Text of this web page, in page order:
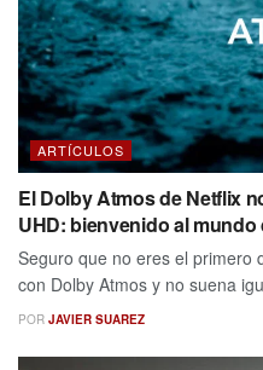
ARTÍCULOS
El Dolby Atmos de Netflix
UHD: bienvenido al
Seguro que no eres el primero
con Dolby Atmos y no suena
POR JAVIER SUAREZ